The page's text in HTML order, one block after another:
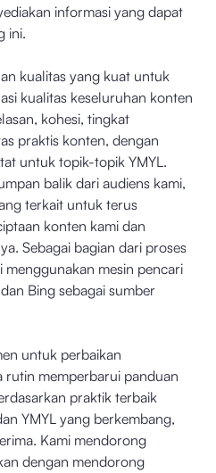
informasi yang dapat
ini.
kualitas yang kuat untuk
kualitas keseluruhan konten
kohesi, tingkat
praktis konten, dengan
untuk topik-topik YMYL.
balik dari audiens kami,
terkait untuk terus
konten kami dan
Sebagai bagian dari proses
menggunakan mesin pencari
Bing sebagai sumber
untuk perbaikan
rutin memperbarui panduan
praktik terbaik
YMYL yang berkembang,
Kami mendorong
dengan mendorong